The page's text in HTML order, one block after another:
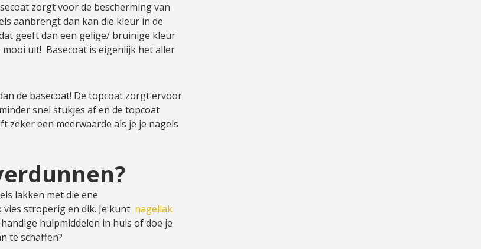
zorgt voor de bescherming van
aanbrengt dan kan die kleur in de
geeft dan een gelige/ bruinige kleur
uit! Basecoat is eigenlijk het aller
de basecoat! De topcoat zorgt ervoor
snel stukjes af en de topcoat
zeker een meerwaarde als je je nagels
lakken met die ene
stroperig en dik. Je kunt nagellak
hulpmiddelen in huis of doe je
te schaffen?